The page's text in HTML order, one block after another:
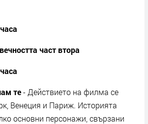
част втора
те- Действието на филма се
Венеция и Париж. Историята
основни персонажи, свързани